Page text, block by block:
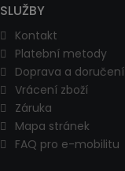
SLUŽBY
Kontakt
Platební metody
Doprava a doručení
Vrácení zboží
Záruka
Mapa stránek
FAQ pro e-mobilitu